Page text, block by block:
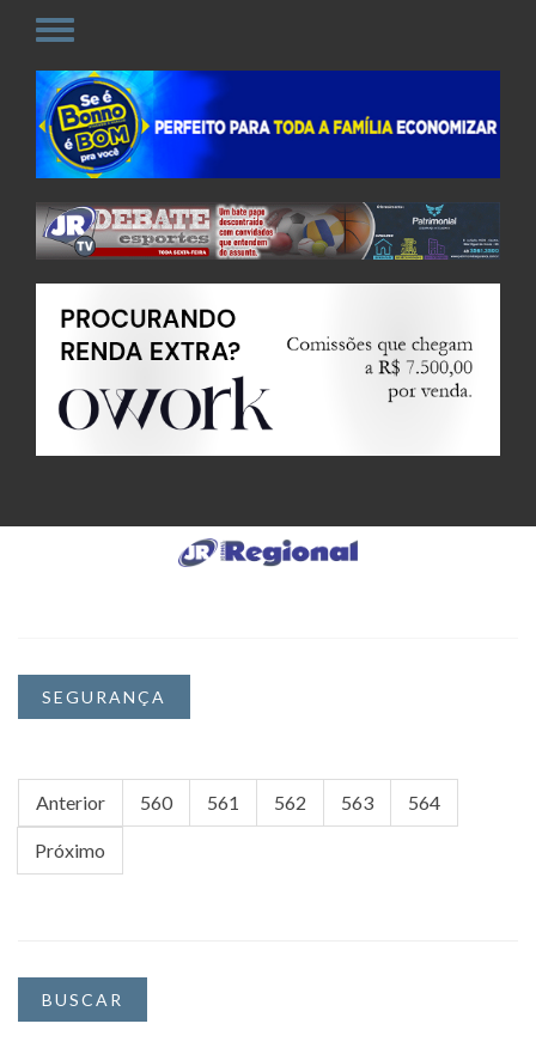
SEGURANÇA
Anterior 560 561 562 563 564
Próximo
BUSCAR